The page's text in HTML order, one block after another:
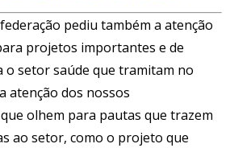
pediu também a atenção
projetos importantes e de
o setor saúde que tramitam no
atenção dos nossos
olhem para pautas que trazem
ao setor, como o projeto que